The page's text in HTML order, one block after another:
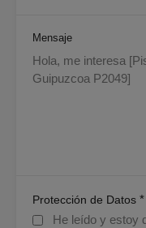
Mensaje
Protección de Datos *
He leído y estoy